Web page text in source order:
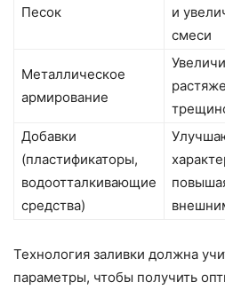
Песок
и
смеси
Металлическое
армирование
Добавки
(пластификаторы,
водоотталкивающие
средства)
Технология заливки должна
параметры, чтобы получить